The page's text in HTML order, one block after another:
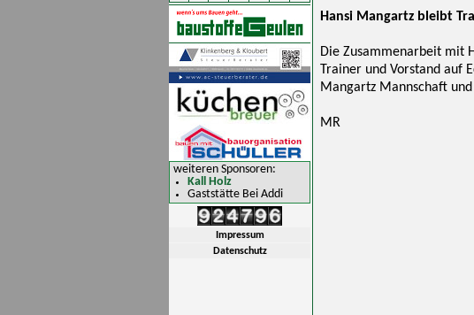
weiteren Sponsoren:
Kall Holz
Gaststätte Bei Addi
Impressum
Datenschutz
Hansi Mangartz bleibt
Die Zusammenarbeit mit
Trainer und Vorstand auf
Mangartz Mannschaft
MR